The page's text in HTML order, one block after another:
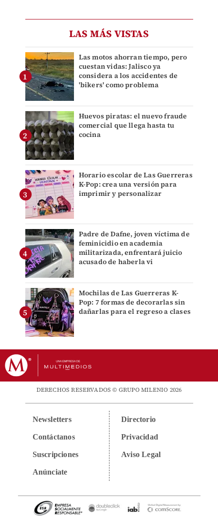
LAS MÁS VISTAS
Las motos ahorran tiempo, pero
cuestan vidas: Jalisco ya
considera a los accidentes de
'bikers' como problema
Huevos piratas: el nuevo fraude
comercial que llega hasta tu
cocina
Horario escolar de Las Guerreras
K-Pop: crea una versión para
imprimir y personalizar
Padre de Dafne, joven víctima de
feminicidio en academia
militarizada, enfrentará juicio
acusado de haberla vi
Mochilas de Las Guerreras K-
Pop: 7 formas de decorarlas sin
dañarlas para el regreso a clases
DERECHOS RESERVADOS © GRUPO MILENIO 2026
Newsletters
Contáctanos
Suscripciones
Anúnciate
Directorio
Privacidad
Aviso Legal